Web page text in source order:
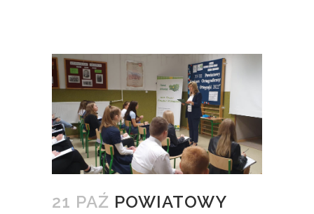
21 PAŹ POWIATOWY